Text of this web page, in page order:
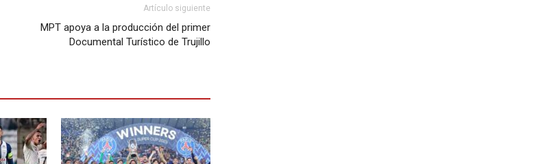
Artículo siguiente
MPT apoya a la producción del primer
Documental Turístico de Trujillo